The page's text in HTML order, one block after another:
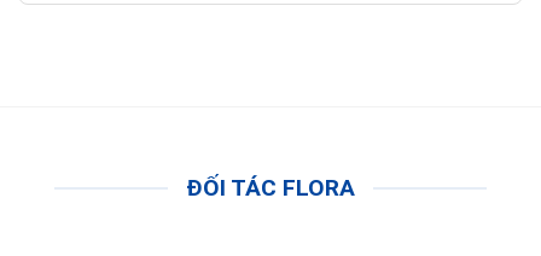
ĐỐI TÁC FLORA